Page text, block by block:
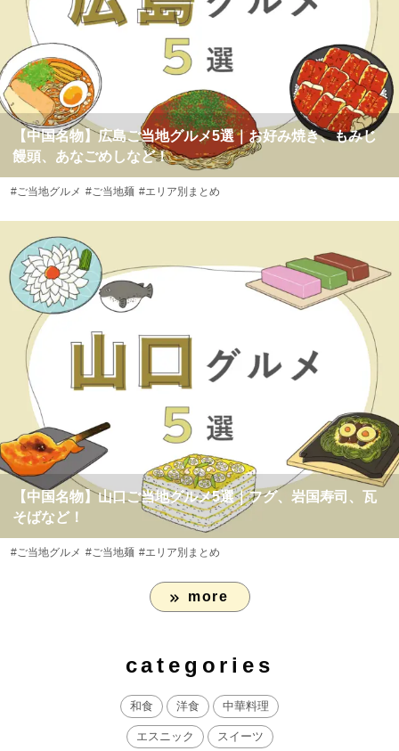
【中国名物】広島ご当地グルメ5選｜お好み焼き、もみじ
饅頭、あなごめしなど！
#ご当地グルメ #ご当地麺 #エリア別まとめ
【中国名物】山口ご当地グルメ5選｜フグ、岩国寿司、瓦
そばなど！
#ご当地グルメ #ご当地麺 #エリア別まとめ
more
categories
和食 洋食 中華料理
エスニック スイーツ